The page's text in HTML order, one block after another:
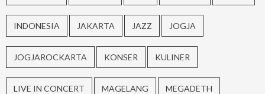
INDONESIA JAKARTA JAZZ JOGJA
JOGJAROCKARTA KONSER KULINER
LIVE IN CONCERT MAGELANG MEGADETH